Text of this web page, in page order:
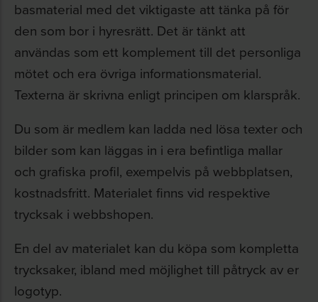
basmaterial med det viktigaste att tänka på för
den som bor i hyresrätt. Det är tänkt att
användas som ett komplement till det personliga
mötet och era övriga informationsmaterial.
Texterna är skrivna enligt principen om klarspråk.
Du som är medlem kan ladda ned lösa texter och
bilder som kan läggas in i era befintliga mallar
och grafiska profil, exempelvis på webbplatsen,
kostnadsfritt. Materialet finns vid respektive
trycksak i webbshopen.
En del av materialet kan du köpa som kompletta
trycksaker, ibland med möjlighet till påtryck av er
logotyp.